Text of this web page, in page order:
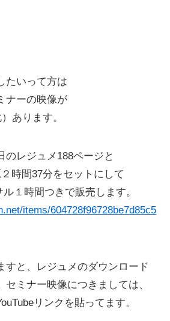
たいって方は
ナーの映像が
あります。
のレジュメ188ページと
時間37分をセットにして
１時間つきで販売します。
items/604728f96728be7d85c5
と、レジュメのダウンロード
セミナー映像につきましては、
リンクを貼ってます。